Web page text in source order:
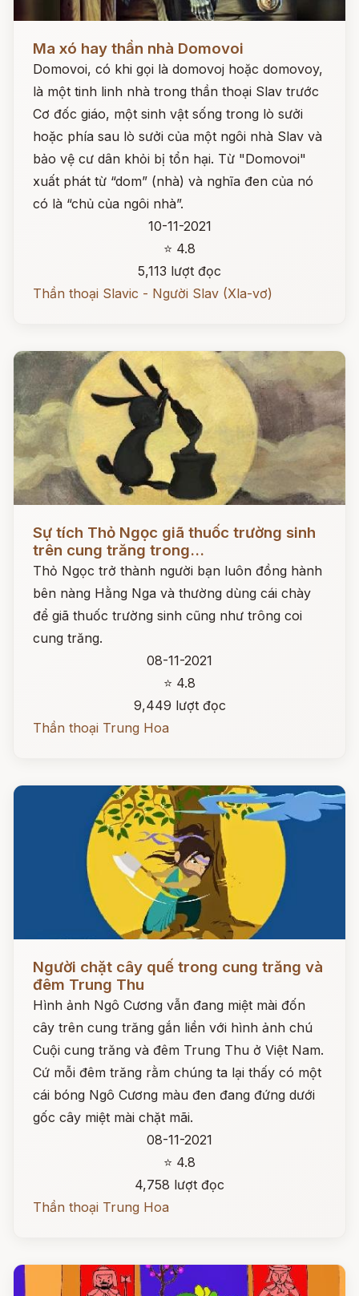
Ma xó hay thần nhà Domovoi
Domovoi, có khi gọi là domovoj hoặc domovoy,
là một tinh linh nhà trong thần thoại Slav trước
Cơ đốc giáo, một sinh vật sống trong lò sưởi
hoặc phía sau lò sưởi của một ngôi nhà Slav và
bảo vệ cư dân khỏi bị tổn hại. Từ "Domovoi"
xuất phát từ “dom” (nhà) và nghĩa đen của nó
có là “chủ của ngôi nhà”.
10-11-2021
⭐ 4.8
5,113 lượt đọc
Thần thoại Slavic - Người Slav (Xla-vơ)
Sự tích Thỏ Ngọc giã thuốc trường sinh
trên cung trăng trong...
Thỏ Ngọc trở thành người bạn luôn đồng hành
bên nàng Hằng Nga và thường dùng cái chày
để giã thuốc trường sinh cũng như trông coi
cung trăng.
08-11-2021
⭐ 4.8
9,449 lượt đọc
Thần thoại Trung Hoa
Người chặt cây quế trong cung trăng và
đêm Trung Thu
Hình ảnh Ngô Cương vẫn đang miệt mài đốn
cây trên cung trăng gắn liền với hình ảnh chú
Cuội cung trăng và đêm Trung Thu ở Việt Nam.
Cứ mỗi đêm trăng rằm chúng ta lại thấy có một
cái bóng Ngô Cương màu đen đang đứng dưới
gốc cây miệt mài chặt mãi.
08-11-2021
⭐ 4.8
4,758 lượt đọc
Thần thoại Trung Hoa